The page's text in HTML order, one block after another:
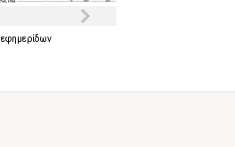
εφημερίδων